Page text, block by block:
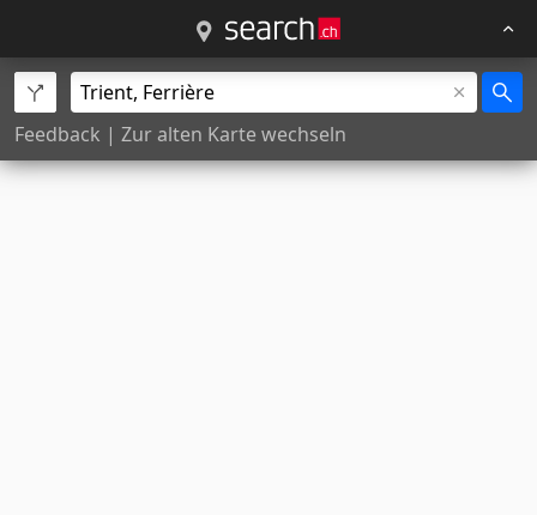
Feedback | Zur alten Karte wechseln